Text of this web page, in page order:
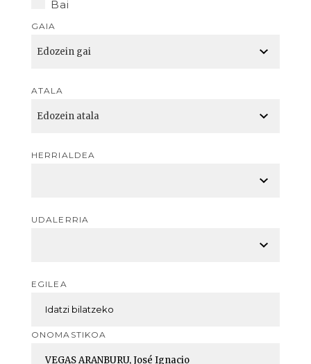
Bai
GAIA
ATALA
HERRIALDEA
UDALERRIA
EGILEA
ONOMASTIKOA